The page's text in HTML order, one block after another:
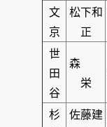
文
京
松下和
正
世
田
谷
森
栄
杉 佐藤建